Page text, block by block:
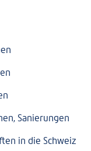
Sanierungen
in die Schweiz